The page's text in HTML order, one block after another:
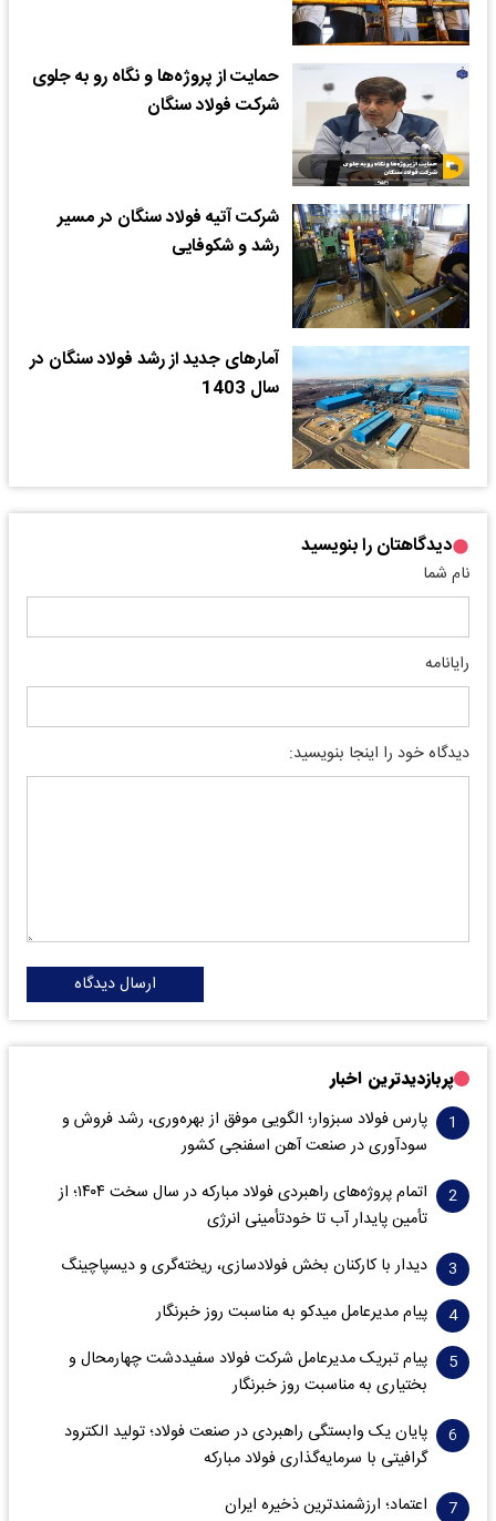
حمایت از پروژه‌ها و نگاه رو به جلوی
شرکت فولاد سنگان
شرکت آتیه فولاد سنگان در مسیر
رشد و شکوفایی
آمارهای جدید از رشد فولاد سنگان در
سال 1403
دیدگاهتان را بنویسید
نام شما
رایانامه
دیدگاه خود را اینجا بنویسید:
ارسال دیدگاه
پربازدیدترین اخبار
پارس فولاد سبزوار؛ الگویی موفق از بهره‌وری، رشد فروش و
سود‌آوری در صنعت آهن اسفنجی کشور
اتمام پروژه‌های راهبردی فولاد مبارکه در سال سخت ۱۴۰۴؛ از
تأمین پایدار آب تا خودتأمینی انرژی
دیدار با کارکنان بخش فولادسازی، ریخته‌گری و دیسپاچینگ
پیام مدیرعامل میدکو به مناسبت روز خبرنگار
پیام تبریک مدیرعامل شرکت فولاد سفیددشت چهارمحال و
بختیاری به مناسبت روز خبرنگار
پایان یک وابستگی راهبردی در صنعت فولاد؛ تولید الکترود
گرافیتی با سرمایه‌گذاری فولاد مبارکه
اعتماد؛ ارزشمندترین ذخیره ایران